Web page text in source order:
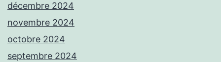
décembre 2024
novembre 2024
octobre 2024
septembre 2024